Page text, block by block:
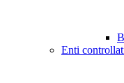
Enti